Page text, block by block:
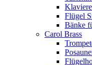
Flügel
Bänke
Carol Brass